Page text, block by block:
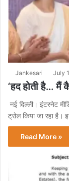
Jankesari July
‘हद होती है… मैं
नई दिल्ली। इंटरनेट
ट्रोल किया जा रहा
Read More »